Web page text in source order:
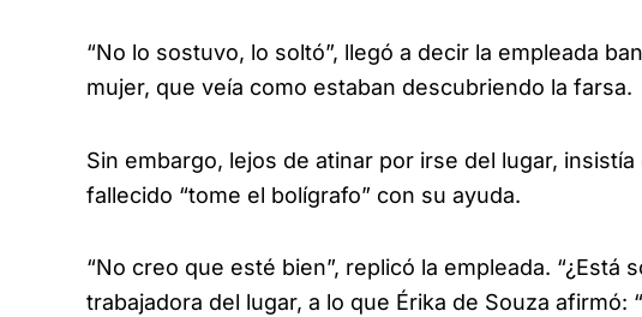
“No lo sostuvo, lo soltó”, llegó a decir la empleada
mujer, que veía como estaban descubriendo la farsa.
Sin embargo, lejos de atinar por irse del lugar,
fallecido “tome el bolígrafo” con su ayuda.
“No creo que esté bien”, replicó la empleada. “¿Está
trabajadora del lugar, a lo que Érika de Souza afirmó: